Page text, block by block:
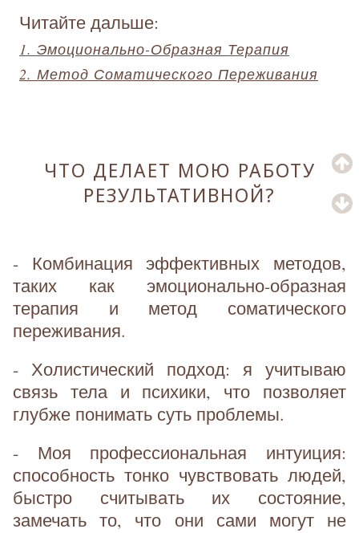
Читайте дальше:
1. Эмоционально-Образная Терапия
2. Метод Соматического Переживания
ЧТО ДЕЛАЕТ МОЮ РАБОТУ
РЕЗУЛЬТАТИВНОЙ?
- Комбинация эффективных методов,
таких как эмоционально-образная
терапия и метод соматического
переживания.
- Холистический подход: я учитываю
связь тела и психики, что позволяет
глубже понимать суть проблемы.
- Моя профессиональная интуиция:
способность тонко чувствовать людей,
быстро считывать их состояние,
замечать то, что они сами могут не